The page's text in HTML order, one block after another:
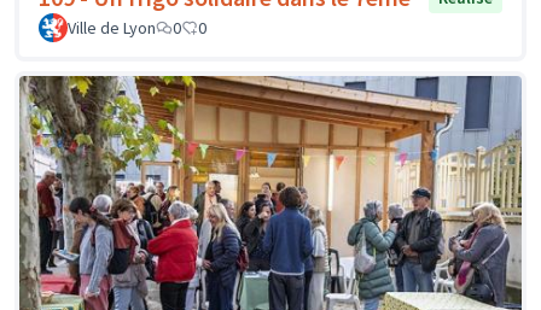
Ville de Lyon
0 0